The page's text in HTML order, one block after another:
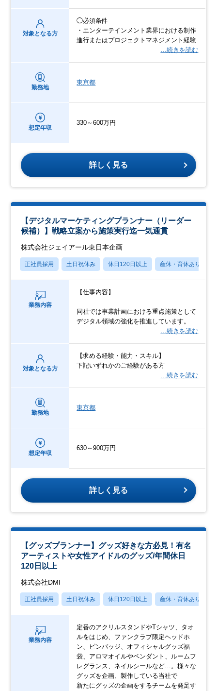
対象となる方
◯必須条件
・エンターテインメント業界における制作
進行またはプロジェクトマネジメント経験
…続きを読む
勤務地
東京都
想定年収
330～600万円
詳しく見る
【デジタルマーケティングプランナー（リーダー
候補）】戦略立案から施策実行迄一気通貫
株式会社ジェイアール東日本企画
正社員採用 土日祝休み 休日120日以上 産休・育休あり
業務内容
【仕事内容】
同社では事業計画における重点施策として
デジタル領域の強化を推進しています。
…続きを読む
対象となる方
【求める経験・能力・スキル】
下記いずれかのご経験がある方
…続きを読む
勤務地
東京都
想定年収
630～900万円
詳しく見る
【グッズプランナー】グッズ好きな方必見！有名
アーティストや女性アイドルのグッズ/年間休日
120日以上
株式会社DMI
正社員採用 土日祝休み 休日120日以上 産休・育休あり
業務内容
定番のアクリルスタンドやTシャツ、タオ
ルをはじめ、ファンクラブ限定ヘッドホ
ン、ピンバッジ、オフィシャルグッズ福
袋、アロマオイルやペンダント、ルームフ
レグランス、ネイルシールなど…。様々な
グッズを企画、製作している当社で
新たにグッズの企画をするチームを発足す